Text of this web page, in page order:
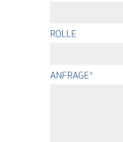
ROLLE
ANFRAGE*